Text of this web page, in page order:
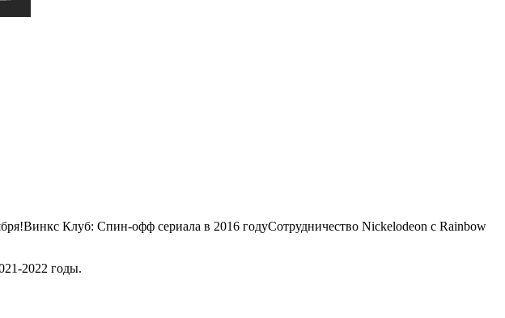
Клуб: Спин-офф сериала в 2016 годуСотрудничество Nickelodeon с Rainbow
2022 годы.